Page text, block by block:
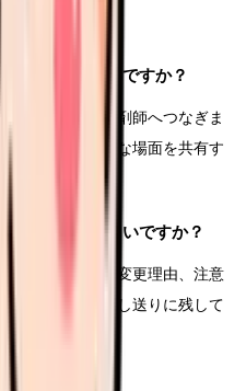
説明してよいですか？
がある場合は薬剤師へつなぎま
い、説明が必要な場面を共有す
観察すればよいですか？
・薬剤師から、変更理由、注意
認し、記録と申し送りに残して